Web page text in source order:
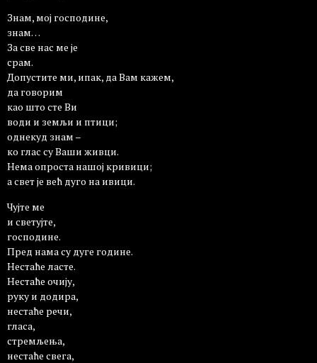
Знам, мој господине,
знам…
За све нас ме је
срам.
Допустите ми, ипак, да Вам кажем,
да говорим
као што сте Ви
води и земљи и птици;
однекуд знам –
ко глас су Ваши живци.
Нема опроста нашој кривици;
а свет је већ дуго на ивици.
Чујте ме
и светујте,
господине.
Пред нама су дуге године.
Нестаће ласте.
Нестаће очију,
руку и додира,
нестаће речи,
гласа,
стремљења,
нестаће свега,